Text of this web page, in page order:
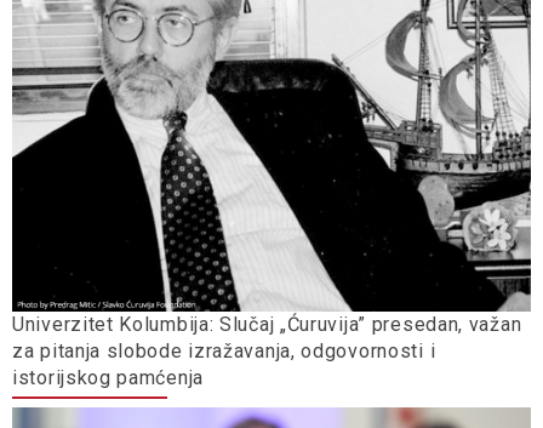
Univerzitet Kolumbija: Slučaj „Ćuruvija” presedan, važan
za pitanja slobode izražavanja, odgovornosti i
istorijskog pamćenja